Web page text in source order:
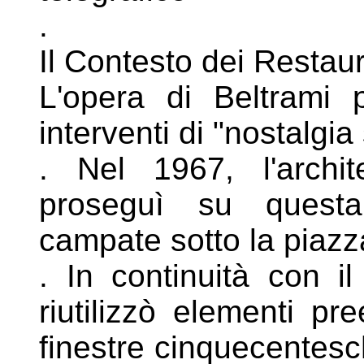
.
Il Contesto dei
L'opera di Beltrami
interventi di "nostalgia
. Nel 1967,
proseguì su
campate sotto la
. In continuità con il
riutilizzò elementi
finestre